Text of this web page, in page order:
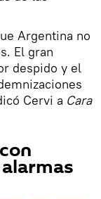
Argentina no
El gran
despido y el
Cervi a Cara